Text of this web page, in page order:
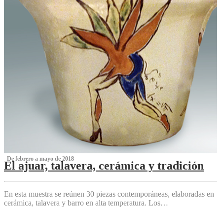
‌ De febrero a mayo de 2018
El ajuar, talavera, cerámica y tradición
‌
En esta muestra se reúnen 30 piezas contemporáneas, elaboradas en
cerámica, talavera y barro en alta temperatura. Los…